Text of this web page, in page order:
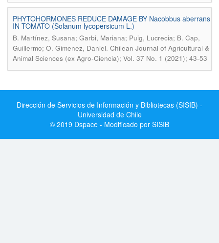
PHYTOHORMONES REDUCE DAMAGE BY Nacobbus aberrans
IN TOMATO (Solanum lycopersicum L.)
B. Martínez, Susana; Garbi, Mariana; Puig, Lucrecia; B. Cap,
Guillermo; O. Gimenez, Daniel. Chilean Journal of Agricultural &
Animal Sciences (ex Agro-Ciencia); Vol. 37 No. 1 (2021); 43-53
Dirección de Servicios de Información y Bibliotecas (SISIB) -
Universidad de Chile
© 2019 Dspace - Modificado por SISIB